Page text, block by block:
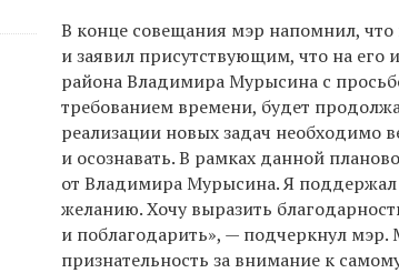
В конце совещания мэр напомнил,
и заявил присутствующим, что на его
района Владимира Мурысина с
требованием времени, будет
реализации новых задач необходимо
и осознавать. В рамках данной
от Владимира Мурысина. Я поддержал
желанию. Хочу выразить
и поблагодарить», — подчеркнул
признательность за внимание к